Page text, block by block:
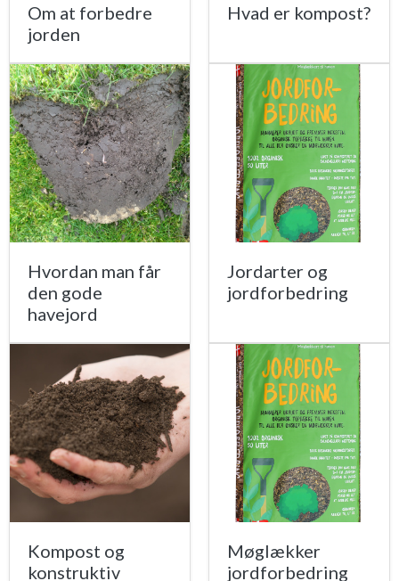
Om at forbedre
jorden
Hvad er kompost?
Hvordan man får
den gode
havejord
Jordarter og
jordforbedring
Kompost og
konstruktiv
Møglækker
jordforbedring